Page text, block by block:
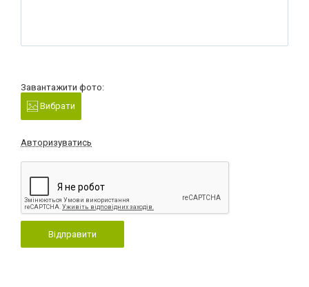
Завантажити фото:
Вибрати
Авторизуватись
Відправити